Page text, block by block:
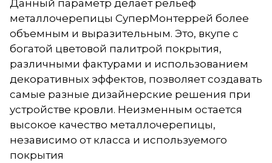
Данный параметр делает рельеф
металлочерепицы СуперМонтеррей более
объемным и выразительным. Это, вкупе с
богатой цветовой палитрой покрытия,
различными фактурами и использованием
декоративных эффектов, позволяет создавать
самые разные дизайнерские решения при
устройстве кровли. Неизменным остается
высокое качество металлочерепицы,
независимо от класса и используемого
покрытия